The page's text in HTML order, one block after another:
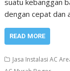
dengan cepat dan
READ MORE
Jasa Instalasi AC